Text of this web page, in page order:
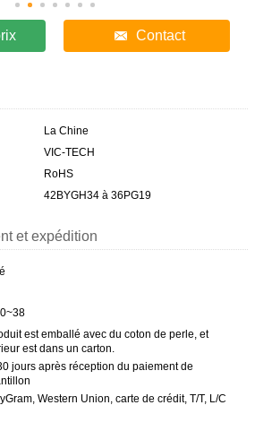
Contact
La Chine
VIC-TECH
RoHS
42BYGH34 à 36PG19
et expédition
est emballé avec du coton de perle, et
est dans un carton.
jours après réception du paiement de
Western Union, carte de crédit, T/T, L/C